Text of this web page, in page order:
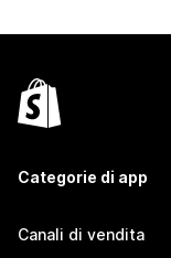
Categorie di app
Canali di vendita